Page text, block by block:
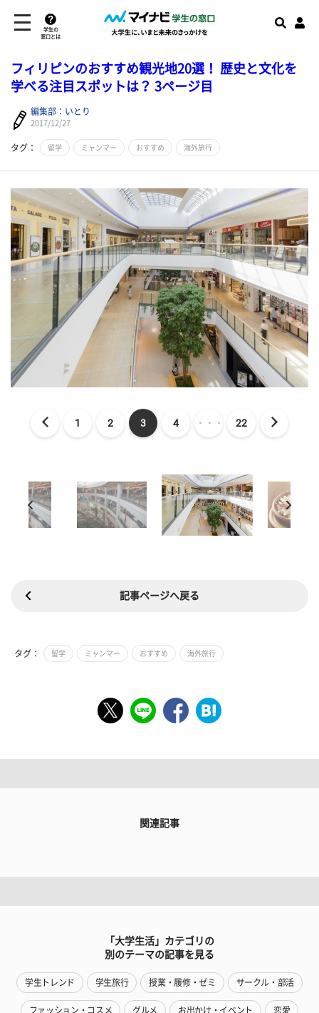
学生の
窓口とは
フィリピンのおすすめ観光地20選！ 歴史と文化を
学べる注目スポットは？ 3ページ目
編集部：いとり
2017/12/27
タグ： 留学 ミャンマー おすすめ 海外旅行
1 2 3 4 ・・・ 22
記事ページへ戻る
タグ： 留学 ミャンマー おすすめ 海外旅行
関連記事
「大学生活」カテゴリの
別のテーマの記事を見る
学生トレンド 学生旅行 授業・履修・ゼミ サークル・部活
ファッション・コスメ グルメ お出かけ・イベント 恋愛